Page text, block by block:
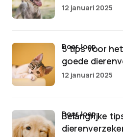
12 januari 2025
5 tips voor
goede
door Joep
12 januari 2025
Belangrijke
door Joep